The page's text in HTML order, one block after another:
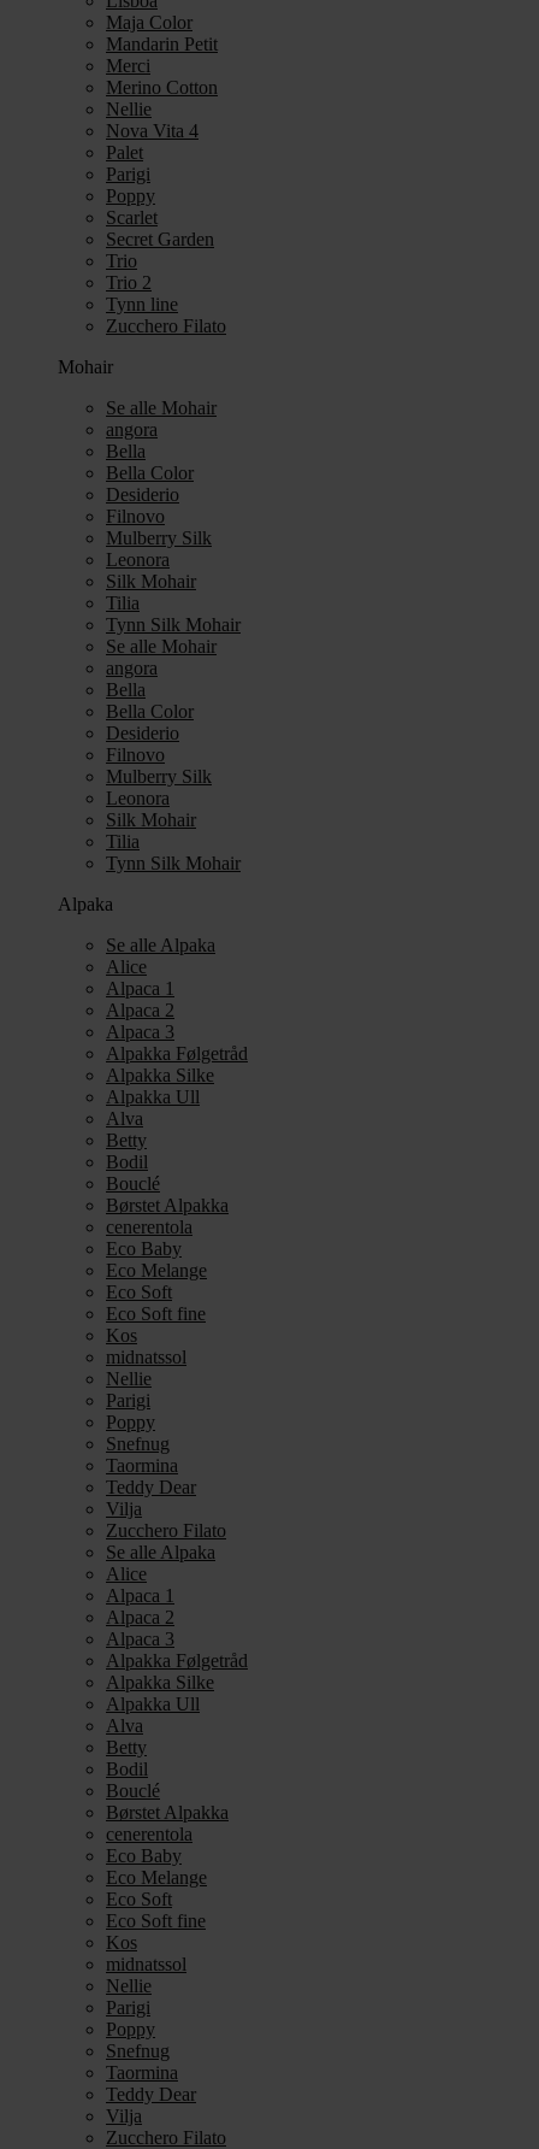
Maja Color
Mandarin Petit
Merci
Merino Cotton
Nellie
Nova Vita 4
Palet
Parigi
Poppy
Scarlet
Secret Garden
Trio
Trio 2
Tynn line
Zucchero Filato
Mohair
Se alle Mohair
angora
Bella
Bella Color
Desiderio
Filnovo
Mulberry Silk
Leonora
Silk Mohair
Tilia
Tynn Silk Mohair
Se alle Mohair
angora
Bella
Bella Color
Desiderio
Filnovo
Mulberry Silk
Leonora
Silk Mohair
Tilia
Tynn Silk Mohair
Alpaka
Se alle Alpaka
Alice
Alpaca 1
Alpaca 2
Alpaca 3
Alpakka Følgetråd
Alpakka Silke
Alpakka Ull
Alva
Betty
Bodil
Bouclé
Børstet Alpakka
cenerentola
Eco Baby
Eco Melange
Eco Soft
Eco Soft fine
Kos
midnatssol
Nellie
Parigi
Poppy
Snefnug
Taormina
Teddy Dear
Vilja
Zucchero Filato
Se alle Alpaka
Alice
Alpaca 1
Alpaca 2
Alpaca 3
Alpakka Følgetråd
Alpakka Silke
Alpakka Ull
Alva
Betty
Bodil
Bouclé
Børstet Alpakka
cenerentola
Eco Baby
Eco Melange
Eco Soft
Eco Soft fine
Kos
midnatssol
Nellie
Parigi
Poppy
Snefnug
Taormina
Teddy Dear
Vilja
Zucchero Filato